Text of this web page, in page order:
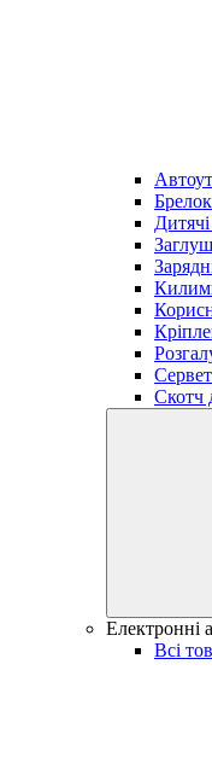
Скотч
Електронні
Всі